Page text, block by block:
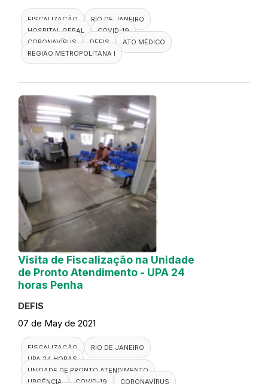
FISCALIZAÇÃO
RIO DE JANEIRO
HOSPITAL GERAL
COVID-19
CORONAVÍRUS
DEFIS
ATO MÉDICO
REGIÃO METROPOLITANA I
Visita de Fiscalização na Unidade
de Pronto Atendimento - UPA 24
horas Penha
DEFIS
07 de May de 2021
FISCALIZAÇÃO
RIO DE JANEIRO
UPA 24 HORAS
UNIDADE DE PRONTO ATENDIMENTO
URGÊNCIA
COVID-19
CORONAVÍRUS